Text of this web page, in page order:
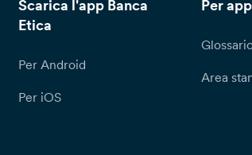
Scarica l'app Banca
Etica
Per Android
Per iOS
Per
Area